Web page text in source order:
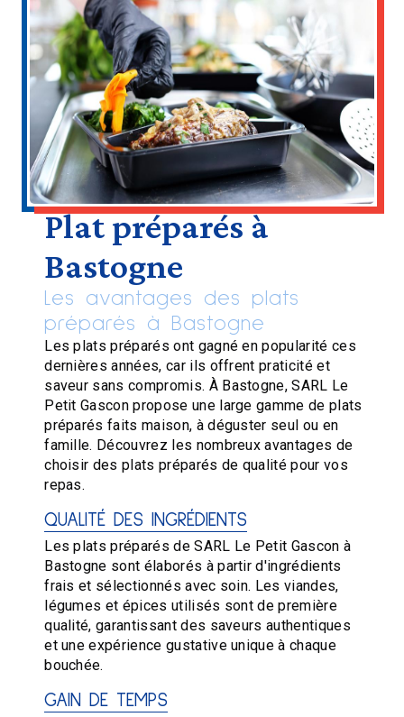
Plat préparés à
Bastogne
Les avantages des plats
préparés à Bastogne
Les plats préparés ont gagné en popularité ces
dernières années, car ils offrent praticité et
saveur sans compromis. À Bastogne, SARL Le
Petit Gascon propose une large gamme de plats
préparés faits maison, à déguster seul ou en
famille. Découvrez les nombreux avantages de
choisir des plats préparés de qualité pour vos
repas.
QUALITÉ DES INGRÉDIENTS
Les plats préparés de SARL Le Petit Gascon à
Bastogne sont élaborés à partir d'ingrédients
frais et sélectionnés avec soin. Les viandes,
légumes et épices utilisés sont de première
qualité, garantissant des saveurs authentiques
et une expérience gustative unique à chaque
bouchée.
GAIN DE TEMPS